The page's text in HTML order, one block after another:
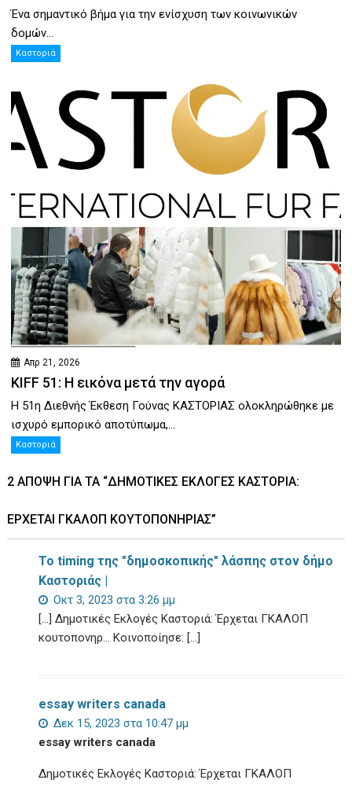
Ένα σημαντικό βήμα για την ενίσχυση των κοινωνικών
δομών...
Καστοριά
Απρ 21, 2026
KIFF 51: Η εικόνα μετά την αγορά
Η 51η Διεθνής Έκθεση Γούνας ΚΑΣΤΟΡΙΑΣ ολοκληρώθηκε με
ισχυρό εμπορικό αποτύπωμα,...
Καστοριά
2 ΆΠΟΨΗ ΓΙΑ ΤΑ “ΔΗΜΟΤΙΚΈΣ ΕΚΛΟΓΈΣ ΚΑΣΤΟΡΙΆ:
ΈΡΧΕΤΑΙ ΓΚΑΛΟΠ ΚΟΥΤΟΠΟΝΗΡΙΆΣ”
To timing της "δημοσκοπικής" λάσπης στον δήμο
Καστοριάς |
Οκτ 3, 2023 στα 3:26 μμ
[…] Δημοτικές Εκλογές Καστοριά: Έρχεται ΓΚΑΛΟΠ
κουτοπονηρ… Κοινοποίησε: […]
essay writers canada
Δεκ 15, 2023 στα 10:47 μμ
essay writers canada
Δημοτικές Εκλογές Καστοριά: Έρχεται ΓΚΑΛΟΠ